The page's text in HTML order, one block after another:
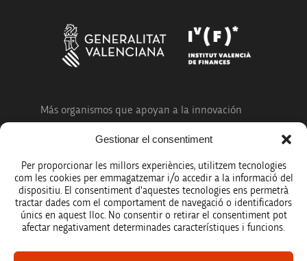
Gestionar el consentiment
Per proporcionar les millors experiències, utilitzem tecnologies
com les cookies per emmagatzemar i/o accedir a la informació del
dispositiu. El consentiment d'aquestes tecnologies ens permetrà
tractar dades com el comportament de navegació o identificadors
únics en aquest lloc. No consentir o retirar el consentiment pot
afectar negativament determinades característiques i funcions.
Más organismos que apoyan a la innovación
Avíso legal
Política de protección de datos
Registro de actividades de tratamiento